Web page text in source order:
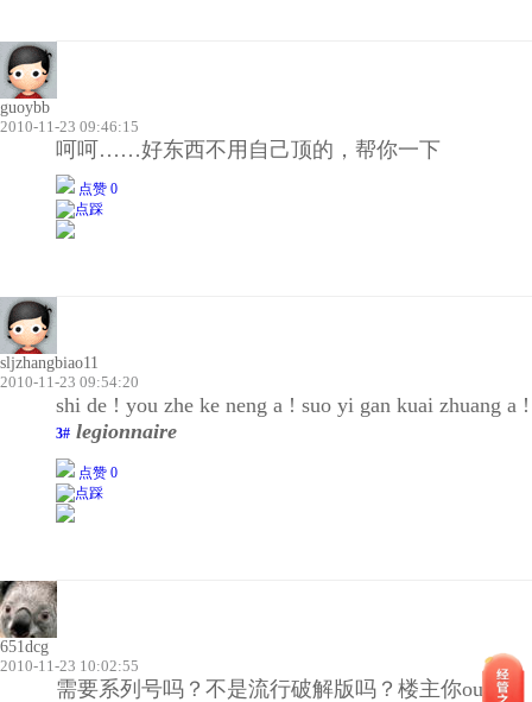
guoybb
2010-11-23 09:46:15
呵呵……好东西不用自己顶的，帮你一下
点赞 0
sljzhangbiao11
2010-11-23 09:54:20
shi de ! you zhe ke neng a ! suo yi gan kuai zhuang a !
3# legionnaire
点赞 0
651dcg
2010-11-23 10:02:55
需要系列号吗？不是流行破解版吗？楼主你out了！